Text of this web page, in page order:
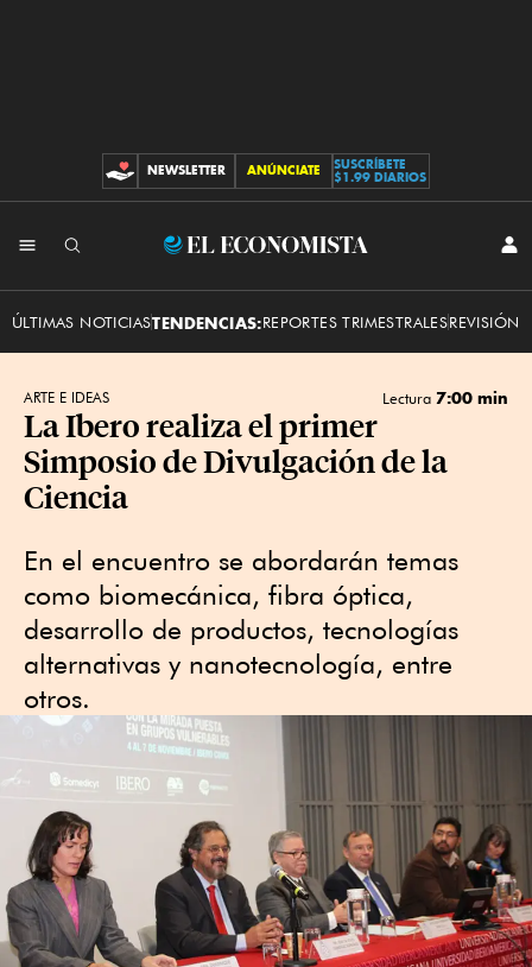
CONTRIBUCIONES
NEWSLETTER ANÚNCIATE
SUSCRÍBETE
$1.99 DIARIOS
El
ÚLTIMAS NOTICIASTENDENCIAS:REPORTES TRIMESTRALESREVISIÓN
ARTE E IDEAS Lectura 7:00 min
La Ibero realiza el primer
Simposio de Divulgación de la
Ciencia
En el encuentro se abordarán temas
como biomecánica, fibra óptica,
desarrollo de productos, tecnologías
alternativas y nanotecnología, entre
otros.